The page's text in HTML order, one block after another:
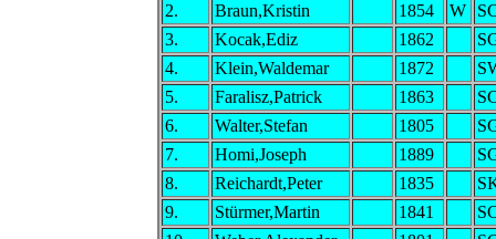
2.
Braun,Kristin 1854 W
3.
Kocak,Ediz 1862
4.
Klein,Waldemar 1872
5.
Faralisz,Patrick 1863
6.
Walter,Stefan 1805
7.
Homi,Joseph 1889
8.
Reichardt,Peter 1835
9.
Stürmer,Martin 1841